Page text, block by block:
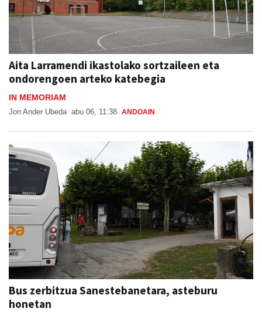
Aita Larramendi ikastolako sortzaileen eta
ondorengoen arteko katebegia
IN MEMORIAM
Jon Ander Ubeda abu 06, 11:38 ANDOAIN
Bus zerbitzua Sanestebanetara, asteburu
honetan